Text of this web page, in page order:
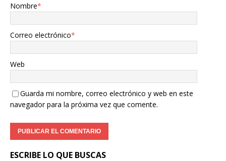
Nombre*
Correo electrónico*
Web
Guarda mi nombre, correo electrónico y web en este
navegador para la próxima vez que comente.
ESCRIBE LO QUE BUSCAS